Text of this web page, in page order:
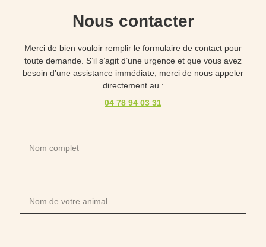
Nous contacter
Merci de bien vouloir remplir le formulaire de contact pour
toute demande. S’il s’agit d’une urgence et que vous avez
besoin d’une assistance immédiate, merci de nous appeler
directement au :
04 78 94 03 31